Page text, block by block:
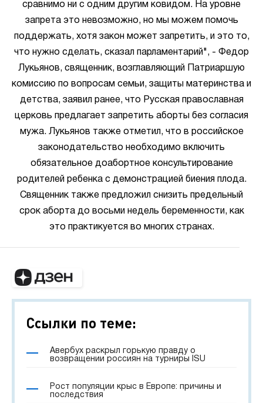
сравнимо ни с одним другим ковидом. На уровне
запрета это невозможно, но мы можем помочь
поддержать, хотя закон может запретить, и это то,
что нужно сделать, сказал парламентарий", - Федор
Лукьянов, священник, возглавляющий Патриаршую
комиссию по вопросам семьи, защиты материнства и
детства, заявил ранее, что Русская православная
церковь предлагает запретить аборты без согласия
мужа. Лукьянов также отметил, что в российское
законодательство необходимо включить
обязательное доабортное консультирование
родителей ребенка с демонстрацией биения плода.
Священник также предложил снизить предельный
срок аборта до восьми недель беременности, как
это практикуется во многих странах.
Ссылки по теме:
Авербух раскрыл горькую правду о
возвращении россиян на турниры ISU
Рост популяции крыс в Европе: причины и
последствия